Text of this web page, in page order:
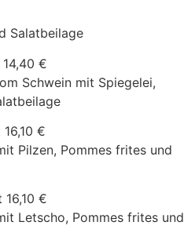
Salatbeilage
14,40 €
Schwein mit Spiegelei,
16,10 €
Pilzen, Pommes frites und
16,10 €
Letscho, Pommes frites und